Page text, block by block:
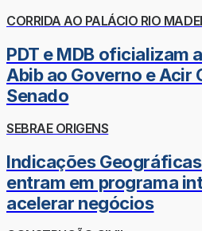
CORRIDA AO PALÁCIO RIO
PDT e MDB oficializam
Abib ao Governo e Acir
Senado
SEBRAE ORIGENS
Indicações
entram em programa
acelerar negócios